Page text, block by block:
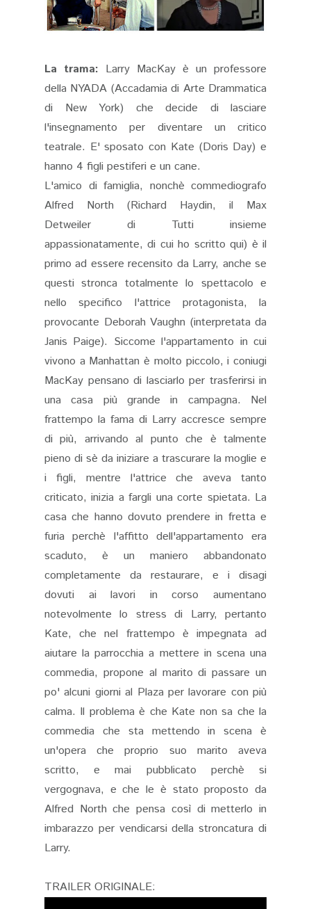
La trama: Larry MacKay è un professore
della NYADA (Accadamia di Arte Drammatica
di New York) che decide di lasciare
l'insegnamento per diventare un critico
teatrale. E' sposato con Kate (Doris Day) e
hanno 4 figli pestiferi e un cane.
L'amico di famiglia, nonchè commediografo
Alfred North (Richard Haydin, il Max
Detweiler di Tutti insieme
appassionatamente, di cui ho scritto qui) è il
primo ad essere recensito da Larry, anche se
questi stronca totalmente lo spettacolo e
nello specifico l'attrice protagonista, la
provocante Deborah Vaughn (interpretata da
Janis Paige). Siccome l'appartamento in cui
vivono a Manhattan è molto piccolo, i coniugi
MacKay pensano di lasciarlo per trasferirsi in
una casa più grande in campagna. Nel
frattempo la fama di Larry accresce sempre
di più, arrivando al punto che è talmente
pieno di sè da iniziare a trascurare la moglie e
i figli, mentre l'attrice che aveva tanto
criticato, inizia a fargli una corte spietata. La
casa che hanno dovuto prendere in fretta e
furia perchè l'affitto dell'appartamento era
scaduto, è un maniero abbandonato
completamente da restaurare, e i disagi
dovuti ai lavori in corso aumentano
notevolmente lo stress di Larry, pertanto
Kate, che nel frattempo è impegnata ad
aiutare la parrocchia a mettere in scena una
commedia, propone al marito di passare un
po' alcuni giorni al Plaza per lavorare con più
calma. Il problema è che Kate non sa che la
commedia che sta mettendo in scena è
un'opera che proprio suo marito aveva
scritto, e mai pubblicato perchè si
vergognava, e che le è stato proposto da
Alfred North che pensa così di metterlo in
imbarazzo per vendicarsi della stroncatura di
Larry.
TRAILER ORIGINALE: